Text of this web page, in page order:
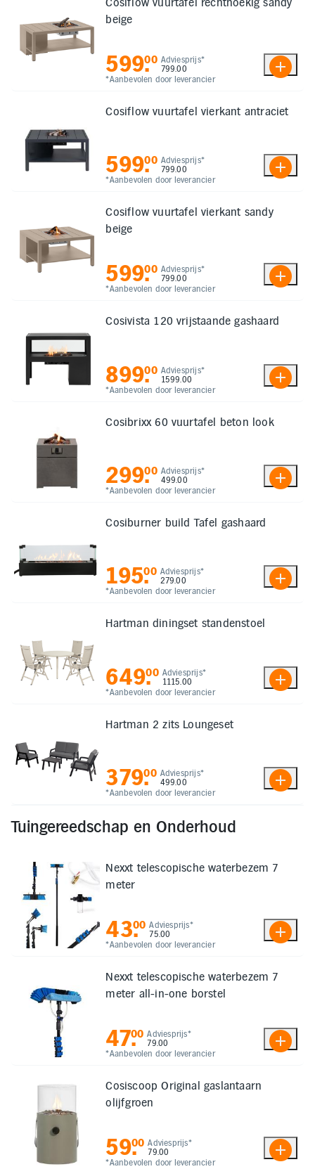
beige
Adviesprijs*
799.00
*Aanbevolen door leverancier
599.
00
Cosiflow vuurtafel vierkant antraciet
Adviesprijs*
799.00
*Aanbevolen door leverancier
599.
00
Cosiflow vuurtafel vierkant sandy
beige
Adviesprijs*
799.00
*Aanbevolen door leverancier
599.
00
Cosivista 120 vrijstaande gashaard
Adviesprijs*
1599.00
*Aanbevolen door leverancier
899.
00
Cosibrixx 60 vuurtafel beton look
Adviesprijs*
499.00
*Aanbevolen door leverancier
299.
00
Cosiburner build Tafel gashaard
Adviesprijs*
279.00
*Aanbevolen door leverancier
195.
00
Hartman diningset standenstoel
Adviesprijs*
1115.00
*Aanbevolen door leverancier
649.
00
Hartman 2 zits Loungeset
Adviesprijs*
499.00
*Aanbevolen door leverancier
379.
00
Tuingereedschap en Onderhoud
Nexxt telescopische waterbezem 7
meter
Adviesprijs*
75.00
*Aanbevolen door leverancier
43.
00
Nexxt telescopische waterbezem 7
meter all-in-one borstel
Adviesprijs*
79.00
*Aanbevolen door leverancier
47.
00
Cosiscoop Original gaslantaarn
olijfgroen
Adviesprijs*
79.00
*Aanbevolen door leverancier
59.
00